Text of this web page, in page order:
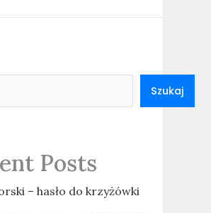
Szukaj
Posts
– hasło do krzyżówki